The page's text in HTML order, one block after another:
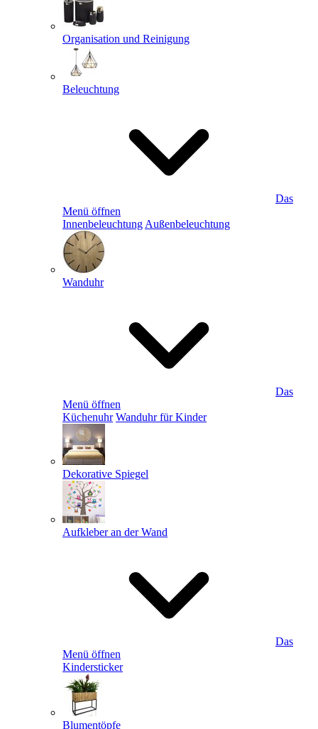
Organisation und Reinigung
Beleuchtung
Das
Menü öffnen
Innenbeleuchtung Außenbeleuchtung
Wanduhr
Das
Menü öffnen
Küchenuhr Wanduhr für Kinder
Dekorative Spiegel
Aufkleber an der Wand
Das
Menü öffnen
Kindersticker
Blumentöpfe